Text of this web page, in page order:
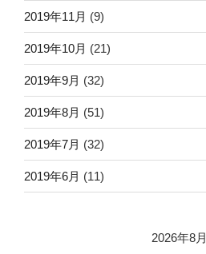
2019年11月 (9)
2019年10月 (21)
2019年9月 (32)
2019年8月 (51)
2019年7月 (32)
2019年6月 (11)
2026年8月